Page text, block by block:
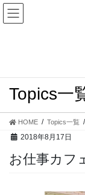
コ
ン
プ
ナ
ビ
動
Topics一
HOME Topics一覧
2018年8月17日
お仕事カ